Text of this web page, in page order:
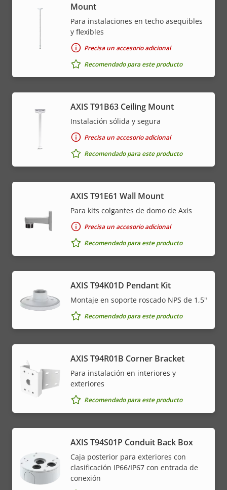
Mount
Para instalaciones en techo asequibles
y flexibles
Precisa un accesorio adicional
Recomendado para este producto
AXIS T91B63 Ceiling Mount
Instalación sólida y segura
Precisa un accesorio adicional
Recomendado para este producto
AXIS T91E61 Wall Mount
Para kits colgantes de domo de Axis
Precisa un accesorio adicional
Recomendado para este producto
AXIS T94K01D Pendant Kit
Montaje en soporte roscado NPS de 1,5"
Recomendado para este producto
AXIS T94R01B Corner Bracket
Para instalación en interiores y
exteriores
Recomendado para este producto
AXIS T94S01P Conduit Back Box
Caja posterior para exteriores con
clasificación IP66/IP67 con entrada de
conexión